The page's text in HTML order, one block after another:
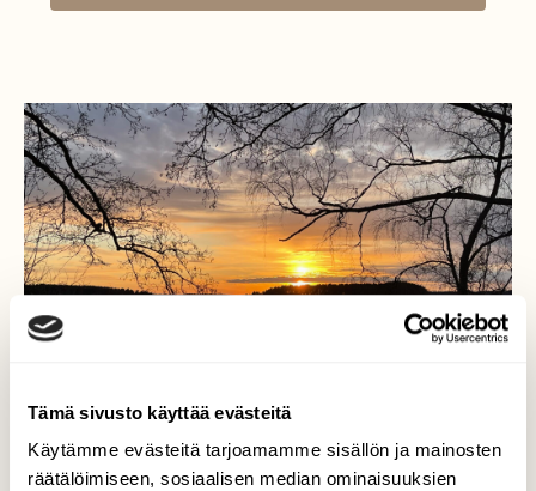
Tämä sivusto käyttää evästeitä
Käytämme evästeitä tarjoamamme sisällön ja mainosten
räätälöimiseen, sosiaalisen median ominaisuuksien